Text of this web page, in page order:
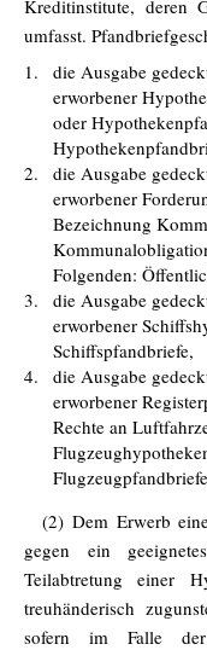
Kreditinstitute, deren
umfasst.
1.
die Ausgabe
erworbener
oder
2.
die Ausgabe
erworbener
Bezeichnung
Folgenden:
3.
die Ausgabe
erworbener
Schiffspfandbriefe,
4.
die Ausgabe
erworbener
Rechte an
(2) Dem Erwerb
gegen ein
Teilabtretung einer
treuhänderisch
sofern im Falle